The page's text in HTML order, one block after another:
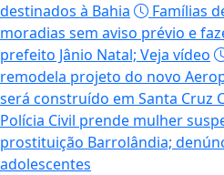
destinados à Bahia
Famílias
moradias sem aviso prévio e
prefeito Jânio Natal; Veja vídeo
remodela projeto do novo
será construído em Santa Cruz
Polícia Civil prende mulher
prostituição Barrolândia;
adolescentes